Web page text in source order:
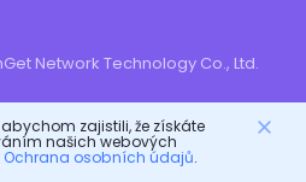
Network Technology Co., Ltd.
zajistili, že získáte
našich webových
Ochrana osobních údajů.